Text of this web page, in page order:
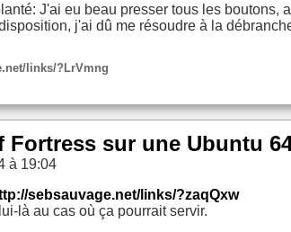
J'ai eu beau presser tous les
j'ai dû me résoudre à la
links/?LrVmng
Fortress sur une Ubuntu
à 19:04
sebsauvage.net/links/?zaqQxw
là au cas où ça pourrait servir.